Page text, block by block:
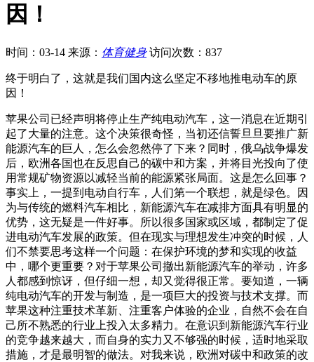
因！
时间：03-14 来源： 体育健身 访问次数：837
终于明白了，这就是我们国内这么坚定不移地推电动车的原
因！
苹果公司已经声明将停止生产纯电动汽车，这一消息在近期引
起了大量的注意。这个决策很奇怪，当初还信誓旦旦要推广新
能源汽车的巨人，怎么会忽然停了下来？同时，俄乌战争爆发
后，欧洲各国也在反思自己的碳中和方案，并将目光投向了使
用常规矿物资源以减轻当前的能源紧张局面。这是怎么回事？
事实上，一提到电动自行车，人们第一个联想，就是绿色。因
为与传统的燃料汽车相比，新能源汽车在减排方面具有明显的
优势，这无疑是一件好事。所以很多国家或区域，都制定了促
进电动汽车发展的政策。但在现实与理想发生冲突的时候，人
们不禁要思考这样一个问题：在保护环境的梦和实现的收益
中，哪个更重要？对于苹果公司撤出新能源汽车的举动，许多
人都感到惊讶，但仔细一想，却又觉得很正常。要知道，一辆
纯电动汽车的开发与制造，是一项巨大的投资与技术支撑。而
苹果这种注重技术革新、注重客户体验的企业，自然不会在自
己所不熟悉的行业上投入太多精力。在意识到新能源汽车行业
的竞争越来越大，而自身的实力又不够强的时候，适时地采取
措施，才是最明智的做法。对我来说，欧洲对碳中和政策的改